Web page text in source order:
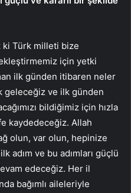
ki Türk milleti bize
için yetki
ilk günden itibaren neler
geleceğiz ve ilk günden
bildiğimiz için hızla
kaydedeceğiz. Allah
olun, var olun, hepinize
adım ve bu adımları güçlü
edeceğiz. Her il
bağımlı aileleriyle